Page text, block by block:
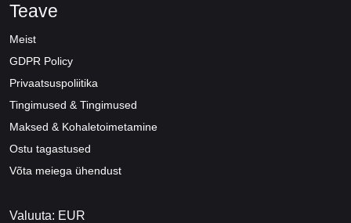
Teave
Meist
GDPR Policy
Privaatsuspoliitika
Tingimused & Tingimused
Maksed & Kohaletoimetamine
Ostu tagastused
Võta meiega ühendust
Valuuta: EUR